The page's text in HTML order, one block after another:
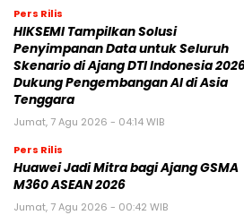
Pers Rilis
HIKSEMI Tampilkan Solusi
Penyimpanan Data untuk Seluruh
Skenario di Ajang DTI Indonesia
Dukung Pengembangan AI di Asia
Tenggara
Jumat, 7 Agu 2026 - 04:14 WIB
Pers Rilis
Huawei Jadi Mitra bagi Ajang GSMA
M360 ASEAN 2026
Jumat, 7 Agu 2026 - 00:42 WIB